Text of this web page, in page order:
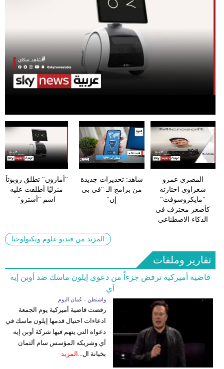
"أمازون" تطلق روبوتاً
منزليًا أطلقت عليه
اسم "أسترو"
المصري عمرو
شعراوي اختارته
"مايكروسوفت"
كأصغر محترف في
الذكاء الاصطناعي
شاهد: تحذيرات جديدة
من برامج الـ "في بي
إن"
المزيد من فيديو علوم وتكنولوجيا
تقارير وملفات
قاضية أميركية ترفض جزءاً من دعوى إيلون ماسك ضد أوبن إيه
آي
واشنطن - عُمان اليوم
رفضت قاضية أميركية يوم الجمعة
ادعاءات احتيال قدمها إيلون ماسك في
دعواه التي يتهم فيها شركة أوبن إيه
آي وشريكه المؤسس سام ألتمان
بخيانة ال... المزيد